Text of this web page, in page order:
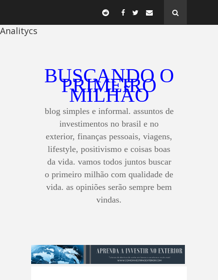
Analitycs
BUSCANDO O
PRIMEIRO
MILHÃO
blog simples e informal. assuntos de
investimentos no brasil e no
exterior, finanças pessoais, viagens,
lifestyle, positivismo e coisas boas
da vida. vamos todos juntos buscar
o primeiro milhão com qualidade de
vida. as opiniões serão sempre bem
vindas.